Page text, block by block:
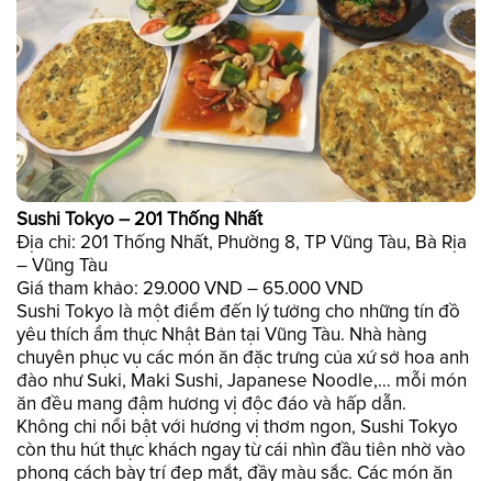
Sushi Tokyo – 201 Thống Nhất
Địa chỉ: 201 Thống Nhất, Phường 8, TP Vũng Tàu, Bà Rịa
– Vũng Tàu
Giá tham khảo: 29.000 VND – 65.000 VND
Sushi Tokyo là một điểm đến lý tưởng cho những tín đồ
yêu thích ẩm thực Nhật Bản tại Vũng Tàu. Nhà hàng
chuyên phục vụ các món ăn đặc trưng của xứ sở hoa anh
đào như Suki, Maki Sushi, Japanese Noodle,… mỗi món
ăn đều mang đậm hương vị độc đáo và hấp dẫn.
Không chỉ nổi bật với hương vị thơm ngon, Sushi Tokyo
còn thu hút thực khách ngay từ cái nhìn đầu tiên nhờ vào
phong cách bày trí đẹp mắt, đầy màu sắc. Các món ăn